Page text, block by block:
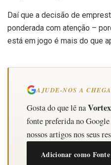
Daí que a decisão de
ponderada com atenção –
está em jogo é mais do que
AJUDE-NOS A
Gosta do que lê na
fonte preferida no Google
nossos artigos nos seus
Adicionar como